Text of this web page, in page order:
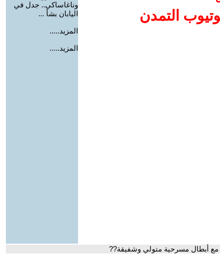
التمدن
وناغاساكي.. جدل في
اليابان بشأ ...
المزيد.....
المزيد.....
أبطال مسرحية متولي وشفيقة??